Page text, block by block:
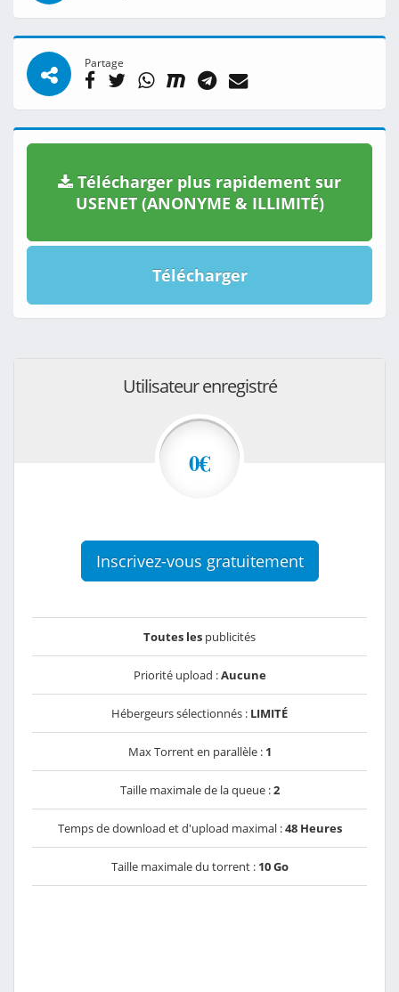
Partage
Télécharger plus rapidement sur
USENET (ANONYME & ILLIMITÉ)
Télécharger
Utilisateur enregistré
0€
Inscrivez-vous gratuitement
Toutes les publicités
Priorité upload :Aucune
Hébergeurs sélectionnés : LIMITÉ
Max Torrent en parallèle : 1
Taille maximale de la queue :2
Temps de download et d'upload maximal :48 Heures
Taille maximale du torrent : 10 Go